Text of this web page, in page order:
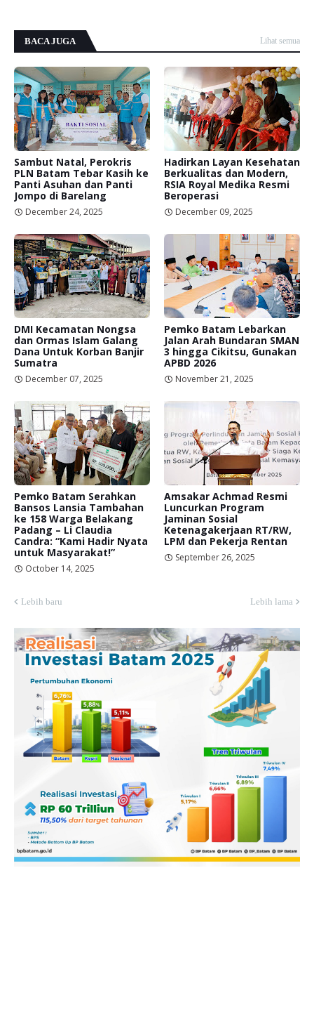
BACA JUGA Lihat semua
Sambut Natal, Perokris
PLN Batam Tebar Kasih ke
Panti Asuhan dan Panti
Jompo di Barelang
December 24, 2025
Hadirkan Layan Kesehatan
Berkualitas dan Modern,
RSIA Royal Medika Resmi
Beroperasi
December 09, 2025
DMI Kecamatan Nongsa
dan Ormas Islam Galang
Dana Untuk Korban Banjir
Sumatra
December 07, 2025
Pemko Batam Lebarkan
Jalan Arah Bundaran SMAN
3 hingga Cikitsu, Gunakan
APBD 2026
November 21, 2025
Pemko Batam Serahkan
Bansos Lansia Tambahan
ke 158 Warga Belakang
Padang – Li Claudia
Candra: “Kami Hadir Nyata
untuk Masyarakat!”
October 14, 2025
Amsakar Achmad Resmi
Luncurkan Program
Jaminan Sosial
Ketenagakerjaan RT/RW,
LPM dan Pekerja Rentan
September 26, 2025
Lebih baru Lebih lama